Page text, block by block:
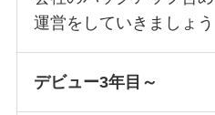
運営をしていきましょう
デビュー3年目～